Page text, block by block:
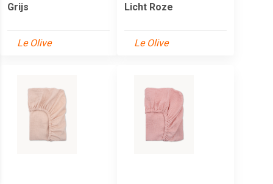
Grijs
Le Olive
Licht Roze
Le Olive